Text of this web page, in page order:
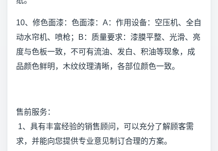
10、修色面漆：色面漆：A：作用设备：空压机、全自
动水帘机、喷枪；B：质量要求：漆膜平整、光滑、亮
度与色板一致，不可有流油、发白、积油等现象，成
品颜色鲜明，木纹纹理清晰，各部位颜色一致。
售前服务：
1、具有丰富经验的销售顾问，可以充分了解顾客需
求，并能向您提供专业意见制订合理的方案。